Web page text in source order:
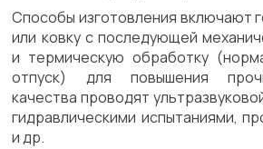
Способы изготовления включают
или ковку с последующей
и термическую обработку
отпуск) для повышения
качества проводят
гидравлическими испытаниями,
и др.